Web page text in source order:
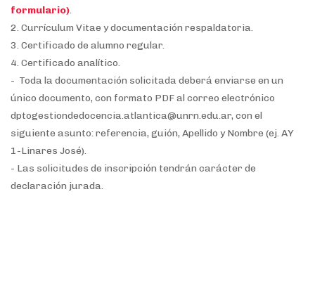
formulario).
2. Currículum Vitae y documentación respaldatoria.
3. Certificado de alumno regular.
4. Certificado analítico.
- Toda la documentación solicitada deberá enviarse en un
único documento, con formato PDF al correo electrónico
dptogestiondedocencia.atlantica@unrn.edu.ar, con el
siguiente asunto: referencia, guión, Apellido y Nombre (ej. AY
1-Linares José).
- Las solicitudes de inscripción tendrán carácter de
declaración jurada.